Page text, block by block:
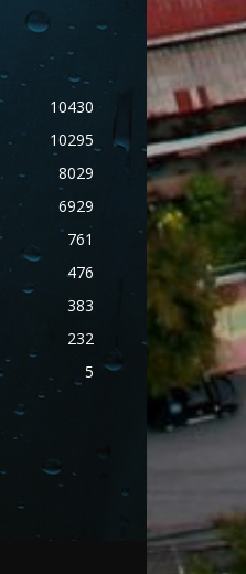
10430
10295
8029
6929
761
476
383
232
5